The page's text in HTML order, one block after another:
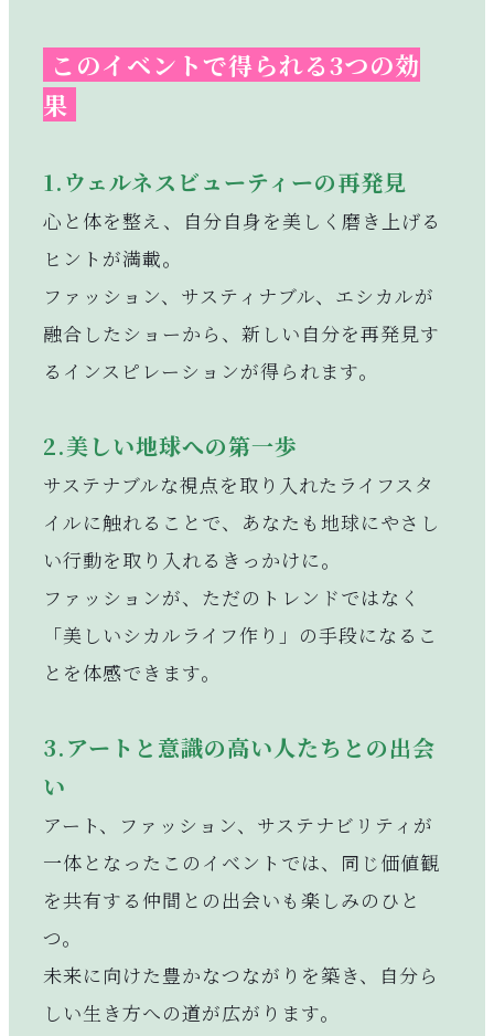
このイベントで得られる3つの効
果
1.ウェルネスビューティーの再発見
心と体を整え、自分自身を美しく磨き上げる
ヒントが満載。
ファッション、サスティナブル、エシカルが
融合したショーから、新しい自分を再発見す
るインスピレーションが得られます。
2.美しい地球への第一歩
サステナブルな視点を取り入れたライフスタ
イルに触れることで、あなたも地球にやさし
い行動を取り入れるきっかけに。
ファッションが、ただのトレンドではなく
「美しいシカルライフ作り」の手段になるこ
とを体感できます。
3.アートと意識の高い人たちとの出会
い
アート、ファッション、サステナビリティが
一体となったこのイベントでは、同じ価値観
を共有する仲間との出会いも楽しみのひと
つ。
未来に向けた豊かなつながりを築き、自分ら
しい生き方への道が広がります。